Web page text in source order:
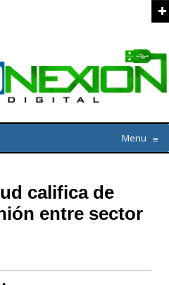
Menu ≡
califica de
entre sector